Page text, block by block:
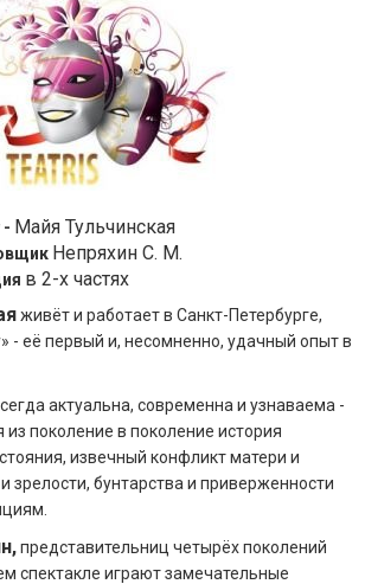
- Майя Тульчинская
Непряхин С. М.
в 2-х частях
живёт и работает в Санкт-Петербурге,
- её первый и, несомненно, удачный опыт в
актуальна, современна и узнаваема -
поколение в поколение история
извечный конфликт матери и
зрелости, бунтарства и приверженности
представительниц четырёх поколений
спектакле играют замечательные